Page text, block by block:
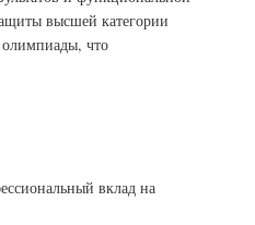
высшей категории
олимпиады, что
вклад на